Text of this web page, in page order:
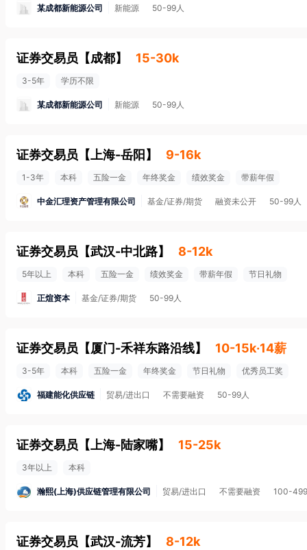
某成都新能源公司 新能源 50-99人
证券交易员 【成都】 15-30k
3-5年 学历不限
某成都新能源公司 新能源 50-99人
证券交易员 【 上海-岳阳 】 9-16k
1-3年 本科 五险一金 年终奖金 绩效奖金 带薪年假
中金汇理资产管理有限公司 基金/证券/期货 融资未公开 50-99人
证券交易员 【武汉-中北路】 8-12k
5年以上 本科 五险一金 绩效奖金 带薪年假 节日礼物
正煊资本 基金/证券/期货 50-99人
证券交易员 【厦门-禾祥东路沿线】 10-15k·14薪
3-5年 本科 五险一金 年终奖金 节日礼物 优秀员工奖
福建能化供应链 贸易/进出口 不需要融资 50-99人
证券交易员 【 上海-陆家嘴】 15-25k
3年以上 本科
瀚熙(上海)供应链管理有限公司 贸易/进出口 不需要融资 100-
证券交易员 【武汉-流芳】 8-12k